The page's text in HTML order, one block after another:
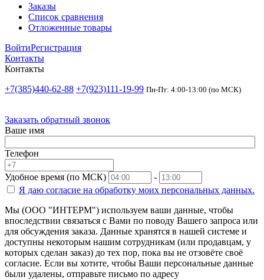
Заказы
Список сравнения
Отложенные товары
ВойтиРегистрация
Контакты
Контакты
+7(385)440-62-88 +7(923)111-19-99 Пн-Пт: 4:00-13:00 (по МСК)
Заказать обратный звонок
Ваше имя
Телефон
Удобное время (по МСК)
-
Я даю согласие на обработку моих персональных данных.
Мы (ООО "ИНТЕРМ") используем ваши данные, чтобы
впоследствии связаться с Вами по поводу Вашего запроса или
для обсуждения заказа. Данные хранятся в нашей системе и
доступны некоторым нашим сотрудникам (или продавцам, у
которых сделан заказ) до тех пор, пока вы не отзовёте своё
согласие. Если вы хотите, чтобы Ваши персональные данные
были удалены, отправьте письмо по адресу